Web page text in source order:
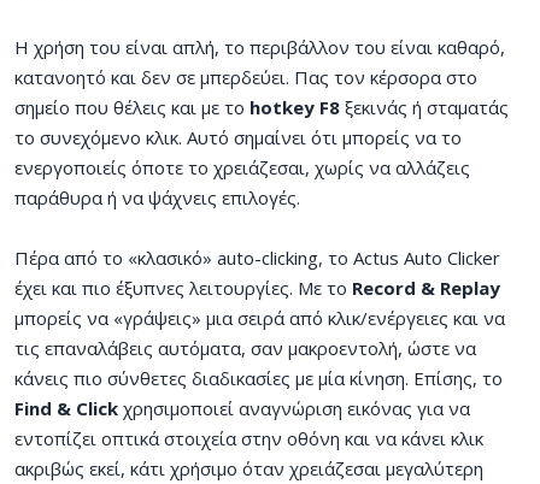
Η χρήση του είναι απλή, το περιβάλλον του είναι καθαρό,
κατανοητό και δεν σε μπερδεύει. Πας τον κέρσορα στο
σημείο που θέλεις και με το hotkey F8 ξεκινάς ή σταματάς
το συνεχόμενο κλικ. Αυτό σημαίνει ότι μπορείς να το
ενεργοποιείς όποτε το χρειάζεσαι, χωρίς να αλλάζεις
παράθυρα ή να ψάχνεις επιλογές.
Πέρα από το «κλασικό» auto-clicking, το Actus Auto Clicker
έχει και πιο έξυπνες λειτουργίες. Με το Record & Replay
μπορείς να «γράψεις» μια σειρά από κλικ/ενέργειες και να
τις επαναλάβεις αυτόματα, σαν μακροεντολή, ώστε να
κάνεις πιο σύνθετες διαδικασίες με μία κίνηση. Επίσης, το
Find & Click χρησιμοποιεί αναγνώριση εικόνας για να
εντοπίζει οπτικά στοιχεία στην οθόνη και να κάνει κλικ
ακριβώς εκεί, κάτι χρήσιμο όταν χρειάζεσαι μεγαλύτερη